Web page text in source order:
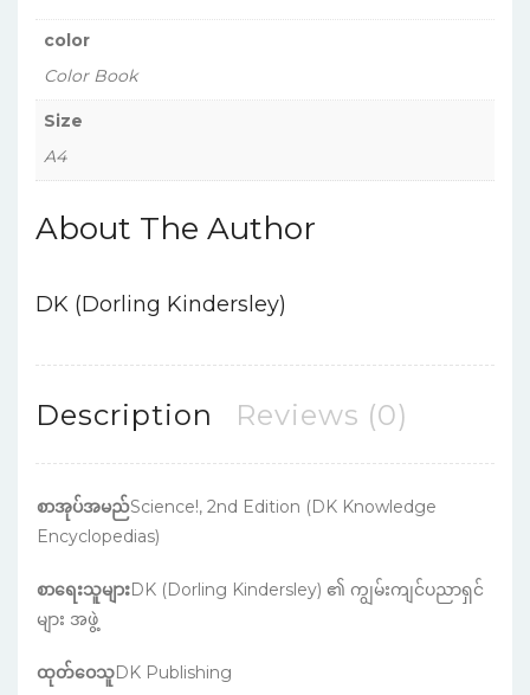
color
Color Book
Size
A4
About The Author
DK (Dorling Kindersley)
Description Reviews (0)
စာအုပ်အမည်Science!, 2nd Edition (DK Knowledge
Encyclopedias)
စာရေးသူများDK (Dorling Kindersley) ၏ ကျွမ်းကျင်ပညာရှင်
များ အဖွဲ့
ထုတ်ဝေသူDK Publishing